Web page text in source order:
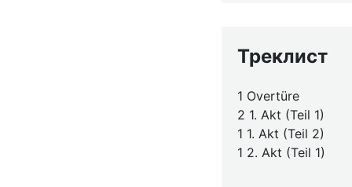
Треклист
1 Overtüre
2 1. Akt (Teil 1)
1 1. Akt (Teil 2)
1 2. Akt (Teil 1)